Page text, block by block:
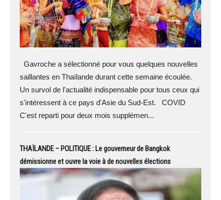
Gavroche a sélectionné pour vous quelques nouvelles
saillantes en Thaïlande durant cette semaine écoulée.
Un survol de l'actualité indispensable pour tous ceux qui
s'intéressent à ce pays d'Asie du Sud-Est. COVID
C'est reparti pour deux mois supplémen...
THAÏLANDE – POLITIQUE : Le gouverneur de Bangkok
démissionne et ouvre la voie à de nouvelles élections